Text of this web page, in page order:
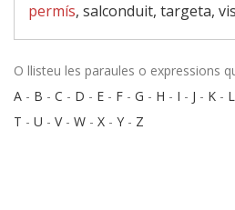
permís, salconduit, targeta,
O llisteu les paraules o expressions
A - B - C - D - E - F - G - H - I - J - K - L
T - U - V- W - X - Y - Z